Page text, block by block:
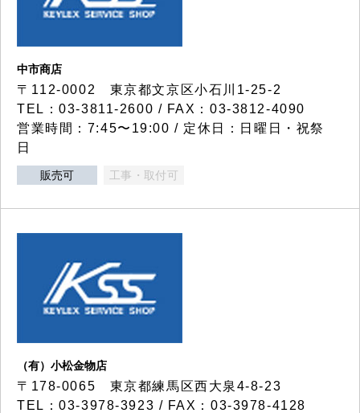
中市商店
〒112-0002 東京都文京区小石川1-25-2
TEL：03-3811-2600 / FAX：03-3812-4090
営業時間：7:45〜19:00 / 定休日：日曜日・祝祭
日
販売可 工事・取付可
（有）小松金物店
〒178-0065 東京都練馬区西大泉4-8-23
TEL：03-3978-3923 / FAX：03-3978-4128